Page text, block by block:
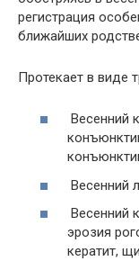
регистрация
ближайших
Протекает в виде
Весенний
Весенний
Весенний
эрозия
кератит,